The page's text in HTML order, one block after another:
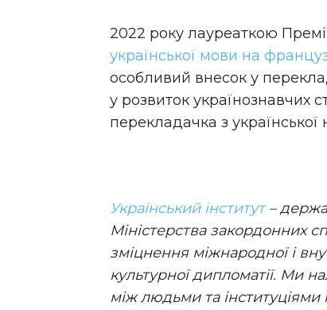
2022 року лауреаткою
української мови на
особливий внесок у
у розвиток українознавчих
перекладачка з української
Український інститут–
Міністерства закордонних
зміцнення міжнародної і
культурної дипломатії. Ми
між людьми та інституціями